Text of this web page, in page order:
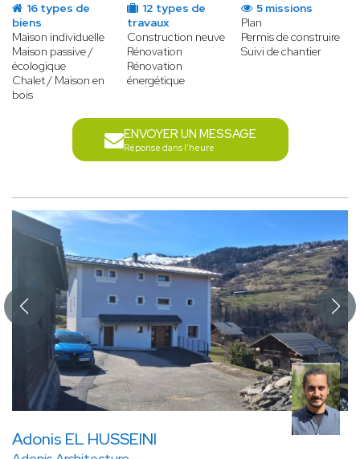
16 types de
biens
Maison individuelle
Maison passive /
écologique
Chalet / Maison en
bois
12 types de
travaux
Construction neuve
Rénovation
Rénovation
énergétique
5 missions
Plan
Permis de construire
Suivi de chantier
ENVOYER UN MESSAGE
Réponse dans l'heure
Adonis EL HUSSEINI